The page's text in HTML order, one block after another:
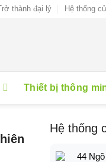
thành đại lý Hệ thống
Thiết bị thông
Hệ thống
44